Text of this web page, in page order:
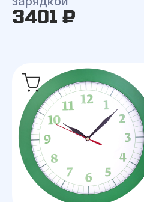
3401 ₽